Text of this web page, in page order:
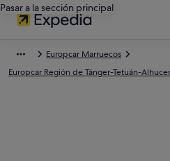
Pasar a la sección principal
Europcar Marruecos
Europcar Región de Tánger-Tetuán-